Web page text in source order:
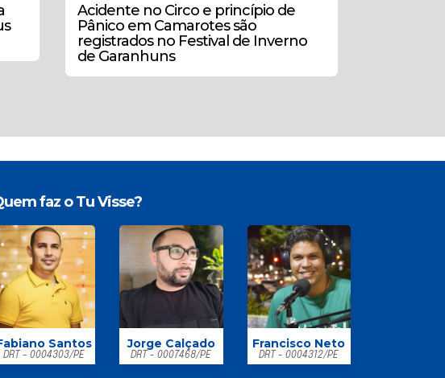
Acidente no Circo e princípio de
Pânico em Camarotes são
registrados no Festival de Inverno
de Garanhuns
faz o Tu Visse?
Santos
DRT - 0004303/PE
Jorge Calçado
DRT - 0007468/PE
Francisco Neto
DRT - 0004312/PE